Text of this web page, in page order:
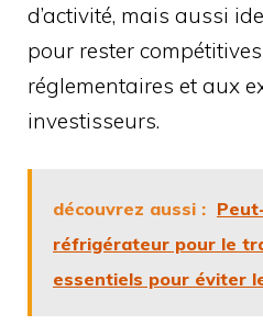
d’activité, mais aussi
pour rester
réglementaires et aux
investisseurs.
découvrez aussi :
réfrigérateur pour le
essentiels pour éviter